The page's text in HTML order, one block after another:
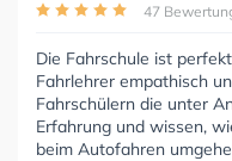
47
Die Fahrschule ist
Fahrlehrer empathisch
Fahrschülern die unter
Erfahrung und wissen,
beim Autofahren